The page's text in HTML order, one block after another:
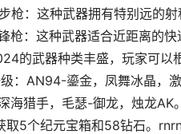
枪：这种武器拥有特别远的射
枪：这种武器适合近距离的快
的武器种类丰盛，玩家可以
：AN94-鎏金，凤舞冰晶，激
猎手，毛瑟-御龙，烛龙AK。
取5个纪元宝箱和58钻石。